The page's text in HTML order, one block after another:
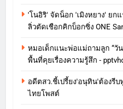
'โนอิริ' จัดน็อก 'เมิงหยาง' ยก
ลิ่วตัดเชือกคิกบ็อกซิ่ง ONE
หมอเด็กแนะพ่อแม่ถามลูก “วัน
พื้นที่คุยเรื่องความรู้สึก -
อดีตสว.ชี้เปรี้ยง'อนุทิน'ต้องรี
ไทยโพสต์